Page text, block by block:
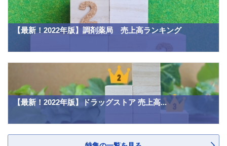
【最新！2022年版】調剤薬局 売上高ランキング
【最新！2022年版】ドラッグストア 売上高...